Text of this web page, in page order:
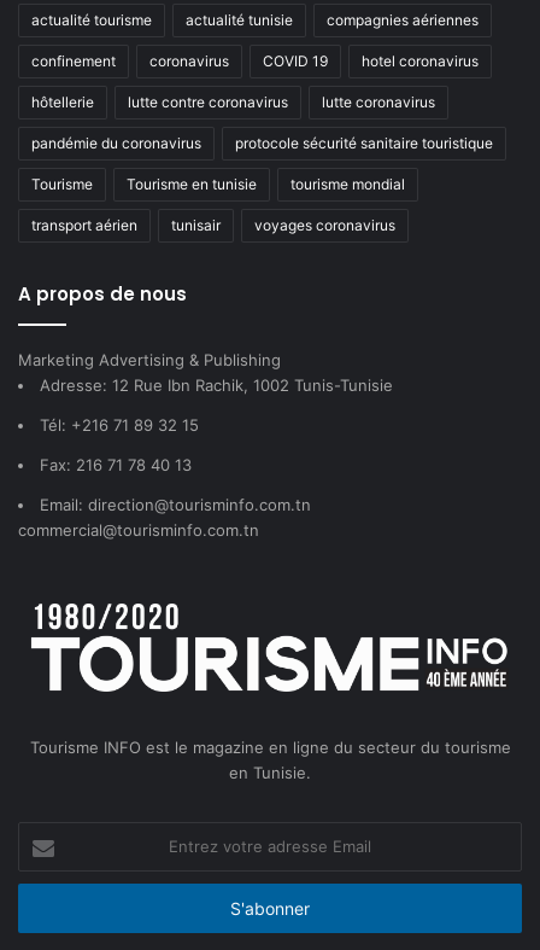
actualité tourisme actualité tunisie compagnies aériennes
confinement coronavirus COVID 19 hotel coronavirus
hôtellerie lutte contre coronavirus lutte coronavirus
pandémie du coronavirus protocole sécurité sanitaire touristique
Tourisme Tourisme en tunisie tourisme mondial
transport aérien tunisair voyages coronavirus
A propos de nous
Marketing Advertising & Publishing
Adresse: 12 Rue Ibn Rachik, 1002 Tunis-Tunisie
Tél: +216 71 89 32 15
Fax: 216 71 78 40 13
Email: direction@tourisminfo.com.tn
commercial@tourisminfo.com.tn
Tourisme INFO est le magazine en ligne du secteur du tourisme
en Tunisie.
votre
adresse